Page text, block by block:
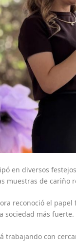
en diversos
muestras de cariño
reconoció el
sociedad más fuerte.
trabajando con